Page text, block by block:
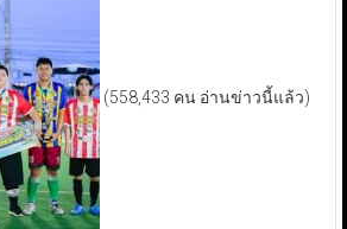
(558,433 คน อ่านข่าวนี้แล้ว)